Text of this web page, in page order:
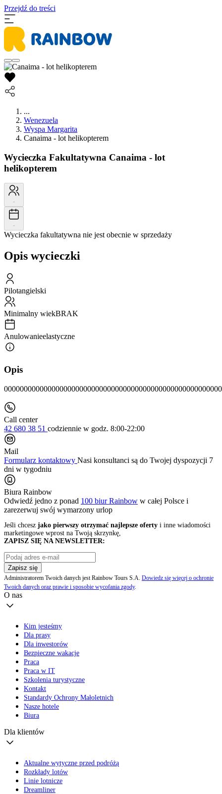
Przejdź do treści
...
Wenezuela
Wyspa Margarita
Canaima - lot helikopterem
Wycieczka Fakultatywna Canaima - lot
helikopterem
-
-
Wycieczka fakultatywna nie jest obecnie w sprzedaży
Opis wycieczki
Pilotangielski
Minimalny wiekBRAK
Anulowanieelastyczne
Opis
Call center
42 680 38 51 codziennie w godz. 8:00-22:00
Mail
Formularz kontaktowy Nasi konsultanci są do Twojej dyspozycji 7
dni w tygodniu
Biura Rainbow
Odwiedź jedno z ponad 100 biur Rainbow w całej Polsce i
zarezerwuj swój wymarzony urlop
Jeśli chcesz jako pierwszy otrzymać najlepsze oferty i inne wiadomości
marketingowe wprost na Twoją skrzynkę,
ZAPISZ SIĘ NA NEWSLETTER:
Zapisz się
Administratorem Twoich danych jest Rainbow Tours S.A. Dowiedz się więcej o ochronie
Twoich danych oraz prawie i sposobie wycofania zgody.
O nas
Kim jesteśmy
Dla prasy
Dla inwestorów
Bezpieczne wakacje
Praca
Praca w IT
Szkolenia turystyczne
Kontakt
Standardy Ochrony Małoletnich
Nasze hotele
Biura
Dla klientów
Aktualne wytyczne przed podróżą
Rozkłady lotów
Linie lotnicze
Dreamliner